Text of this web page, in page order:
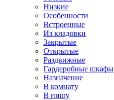
Низкие
Особенности
Встроенные
Из кладовки
Закрытые
Открытые
Раздвижные
Гардеробные шкафы
Назначение
В комнату
В нишу